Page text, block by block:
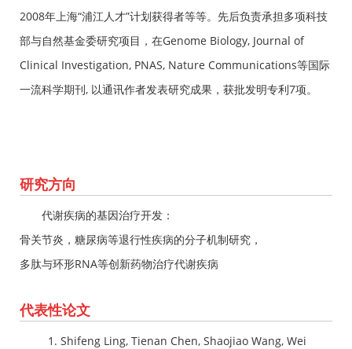
2008年上海“浦江人才”计划获得者等等。先后负责承担多项科技
部与自然基金委研究项目，在Genome Biology, Journal of
Clinical Investigation, PNAS, Nature Communications等国际
一流科学期刊, 以通讯作者发表研究成果，获批发明专利7项。
研究方向
代谢疾病的基因治疗开发：
骨关节炎，糖尿病等退行性疾病的分子机制研究，
多肽与环形RNA等创新药物治疗代谢疾病
代表性论文
1. Shifeng Ling, Tienan Chen, Shaojiao Wang, Wei